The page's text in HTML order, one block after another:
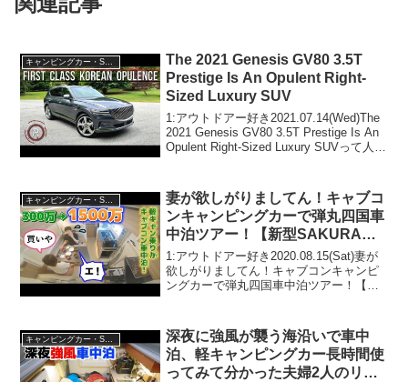
The 2021 Genesis GV80 3.5T
Prestige Is An Opulent Right-
Sized Luxury SUV
1:アウトドアー好き2021.07.14(Wed)The
2021 Genesis GV80 3.5T Prestige Is An
Opulent Right-Sized Luxury SUVって人気
キャンピングカー・SUV人気車種
妻が欲しがりましてん！キャブコ
ンキャンピングカーで弾丸四国車
中泊ツアー！【新型SAKURAサ
クラ試乗レビュー】
1:アウトドアー好き2020.08.15(Sat)妻が
欲しがりましてん！キャブコンキャンピ
ングカーで弾丸四国車中泊ツアー！【新
アウトドアー好き2020.08.15...
深夜に強風が襲う海沿いで車中
泊、軽キャンピングカー長時間使
ってみて分かった夫婦2人のリア